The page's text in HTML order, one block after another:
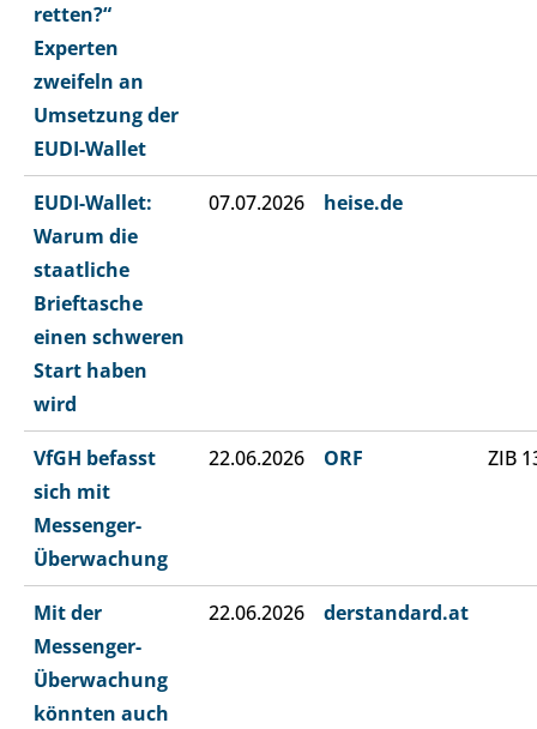
retten?“
Experten
zweifeln an
Umsetzung der
EUDI-Wallet
EUDI-Wallet:
Warum die
staatliche
Brieftasche
einen schweren
Start haben
wird
07.07.2026 heise.de
VfGH befasst
sich mit
Messenger-
Überwachung
22.06.2026 ORF ZIB
Mit der
Messenger-
Überwachung
könnten auch
22.06.2026 derstandard.at